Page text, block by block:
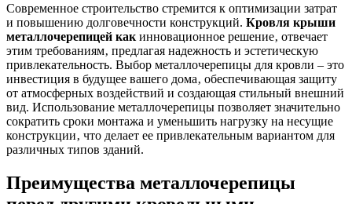
Современное строительство стремится к оптимизации затрат
и повышению долговечности конструкций. Кровля крыши
металлочерепицей как инновационное решение‚ отвечает
этим требованиям‚ предлагая надежность и эстетическую
привлекательность. Выбор металлочерепицы для кровли – это
инвестиция в будущее вашего дома‚ обеспечивающая защиту
от атмосферных воздействий и создающая стильный внешний
вид. Использование металлочерепицы позволяет значительно
сократить сроки монтажа и уменьшить нагрузку на несущие
конструкции‚ что делает ее привлекательным вариантом для
различных типов зданий.
Преимущества металлочерепицы